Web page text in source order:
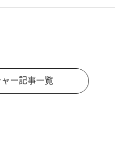
ー記事一覧